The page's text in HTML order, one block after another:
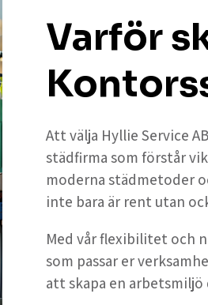
Varför
Att välja Hyllie Service
städfirma som förstår
moderna städmetoder
inte bara är rent utan
Med vår flexibilitet och
som passar er
att skapa en